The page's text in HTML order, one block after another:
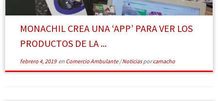
[Leer más]
MONACHIL CREA UNA ‘APP’ PARA VER LOS
PRODUCTOS DE LA ...
febrero 4, 2019en Comercio Ambulante/Noticiasporcamacho